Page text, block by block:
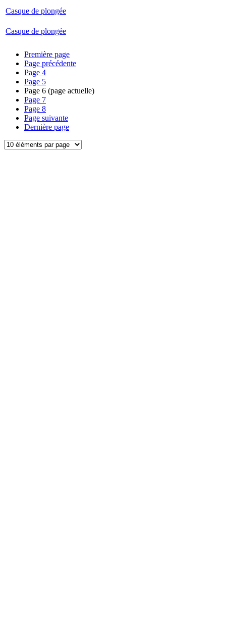
Casque de plongée
Casque de plongée
Première page
Page précédente
Page 4
Page 5
Page 6 (page actuelle)
Page 7
Page 8
Page suivante
Dernière page